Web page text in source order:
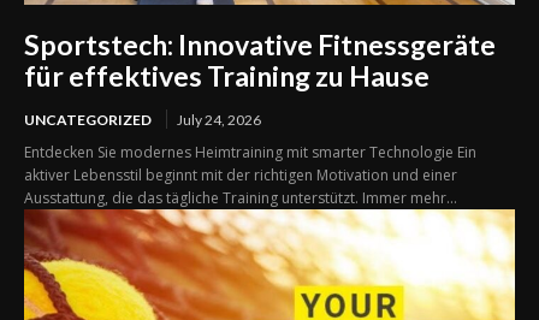
Sportstech: Innovative Fitnessgeräte
für effektives Training zu Hause
UNCATEGORIZED July 24, 2026
Entdecken Sie modernes Heimtraining mit smarter Technologie Ein
aktiver Lebensstil beginnt mit der richtigen Motivation und einer
Ausstattung, die das tägliche Training unterstützt. Immer mehr...